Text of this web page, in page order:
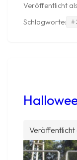
Veröffentlicht
Schlagworte:
Veröffentlicht